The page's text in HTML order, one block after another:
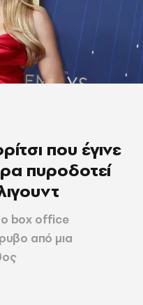
που έγινε
πυροδοτεί
box office
από μια